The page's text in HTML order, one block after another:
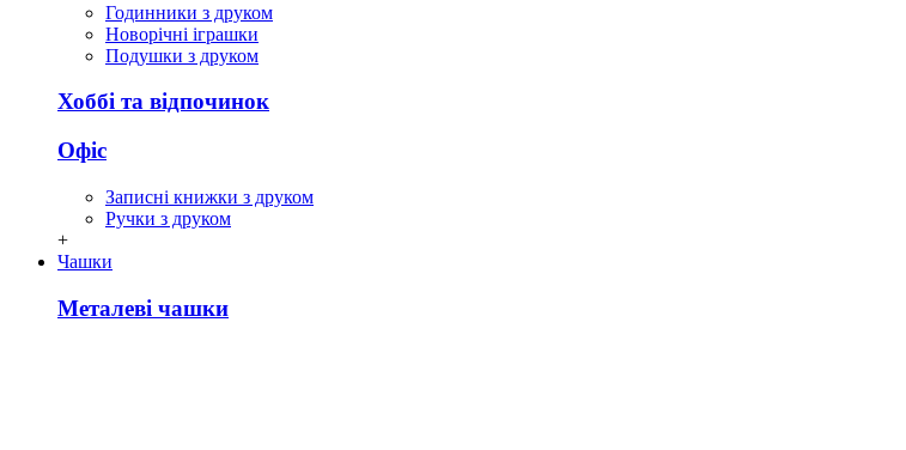
Годинники з друком
Новорічні іграшки
Подушки з друком
Хоббі та відпочинок
Офіс
Записні книжки з друком
Ручки з друком
+
Чашки
Металеві чашки